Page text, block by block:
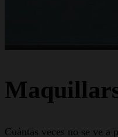
Cuántas veces no se ve